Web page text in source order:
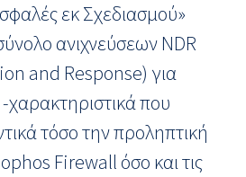
εκ Σχεδιασμού»
ανιχνεύσεων NDR
and Response) για
χαρακτηριστικά που
τόσο την προληπτική
Firewall όσο και τις